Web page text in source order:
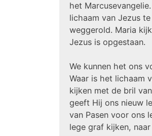
het
lichaam van Jezus
weggerold. Maria
Jezus is opgestaan.
We kunnen het ons
Waar is het lichaam
kijken met de bril
geeft Hij ons nieuw
van Pasen voor ons
lege graf kijken,